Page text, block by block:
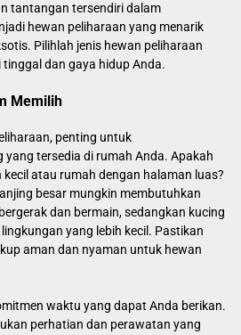
tantangan tersendiri dalam
hewan peliharaan yang menarik
Pilihlah jenis hewan peliharaan
dan gaya hidup Anda.
Memilih
penting untuk
tersedia di rumah Anda. Apakah
atau rumah dengan halaman luas?
besar mungkin membutuhkan
dan bermain, sedangkan kucing
yang lebih kecil. Pastikan
aman dan nyaman untuk hewan
waktu yang dapat Anda berikan.
perhatian dan perawatan yang